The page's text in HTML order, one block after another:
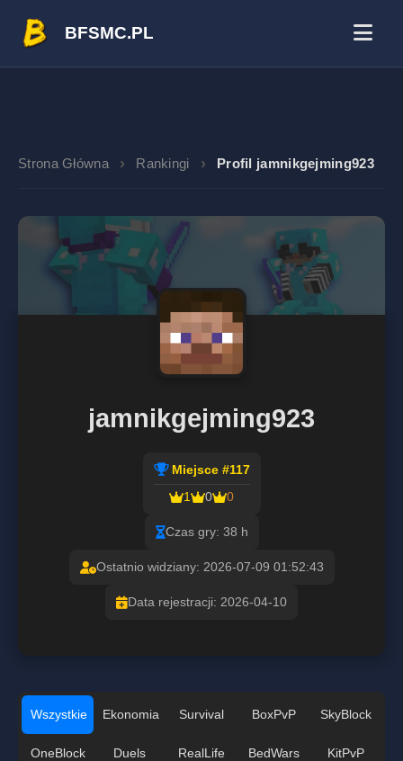
BFSMC.PL
Strona Główna Rankingi Profil jamnikgejming923
jamnikgejming923
Miejsce #117
1
0 0
Czas gry: 38 h
Ostatnio widziany: 2026-07-09 01:52:43
Data rejestracji: 2026-04-10
Wszystkie Ekonomia Survival BoxPvP SkyBlock
OneBlock Duels RealLife BedWars KitPvP